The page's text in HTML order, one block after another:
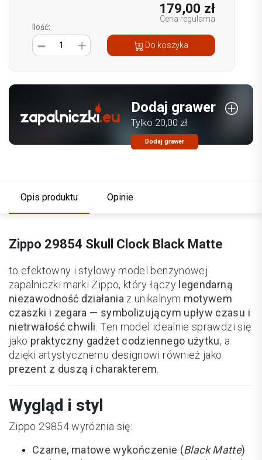
179,00 zł
Cena regularna
Ilość:
1
Do koszyka
Dodaj grawer
Tylko 20,00 zł
Dodaj grawer
Opis produktu Opinie
Zippo 29854 Skull Clock Black Matte
to efektowny i stylowy model benzynowej
zapalniczki marki Zippo, który łączy legendarną
niezawodność działaniaz unikalnym motywem
czaszki i zegara — symbolizującym upływ czasu i
nietrwałość chwili. Ten model idealnie sprawdzi się
jako praktyczny gadżet codziennego użytku, a
dzięki artystycznemu designowi również jako
prezent z duszą i charakterem.
Wygląd i styl
Zippo 29854 wyróżnia się:
Czarne, matowe wykończenie (Black Matte)